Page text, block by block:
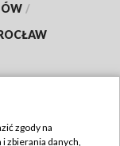
/
zgody na
zbierania danych,